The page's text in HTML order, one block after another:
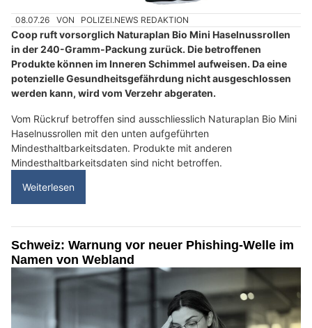
08.07.26 VON POLIZEI.NEWS REDAKTION
Coop ruft vorsorglich Naturaplan Bio Mini Haselnussrollen
in der 240-Gramm-Packung zurück. Die betroffenen
Produkte können im Inneren Schimmel aufweisen. Da eine
potenzielle Gesundheitsgefährdung nicht ausgeschlossen
werden kann, wird vom Verzehr abgeraten.
Vom Rückruf betroffen sind ausschliesslich Naturaplan Bio Mini
Haselnussrollen mit den unten aufgeführten
Mindesthaltbarkeitsdaten. Produkte mit anderen
Mindesthaltbarkeitsdaten sind nicht betroffen.
Weiterlesen
Schweiz: Warnung vor neuer Phishing-Welle im
Namen von Webland